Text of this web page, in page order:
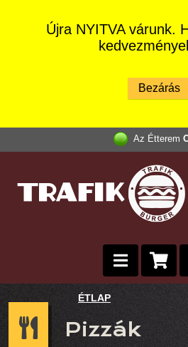
Újra NYITVA várunk.
Az Étterem
ÉTLAP
Pizzák